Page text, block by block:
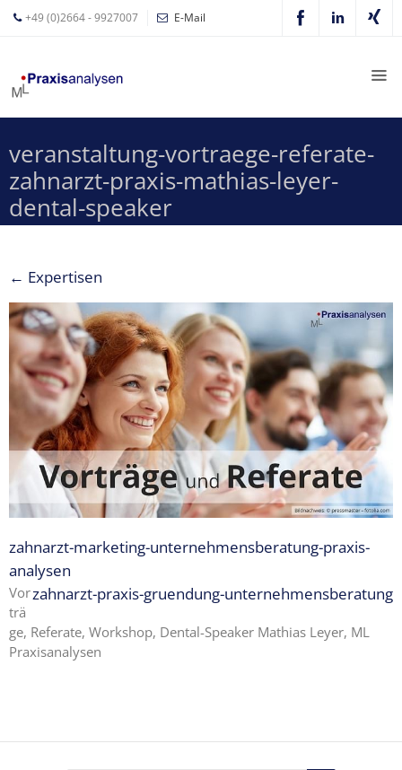
+49 (0)2664 - 9927007 E-Mail
veranstaltung-vortraege-referate-
zahnarzt-praxis-mathias-leyer-
dental-speaker
← Expertisen
zahnarzt-marketing-unternehmensberatung-praxis-
analysen
zahnarzt-praxis-gruendung-unternehmensberatung
Vor
trä
ge, Referate, Workshop, Dental-Speaker Mathias Leyer, ML
Praxisanalysen
Leyer
Expertisen
Betriebswirtschaftliche
Beratung für
Zahnärzte
MVZ
Z-MVZ
Konzept
Expertise
1 – Z-
MVZ
Basics
Expertise
MVZ
Konzept
Expertise 3 –
Positionierung